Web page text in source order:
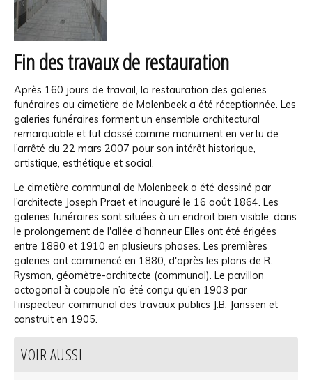
Fin des travaux de restauration
Après 160 jours de travail, la restauration des galeries
funéraires au cimetière de Molenbeek a été réceptionnée. Les
galeries funéraires forment un ensemble architectural
remarquable et fut classé comme monument en vertu de
l’arrêté du 22 mars 2007 pour son intérêt historique,
artistique, esthétique et social.
Le cimetière communal de Molenbeek a été dessiné par
l’architecte Joseph Praet et inauguré le 16 août 1864. Les
galeries funéraires sont situées à un endroit bien visible, dans
le prolongement de l'allée d'honneur Elles ont été érigées
entre 1880 et 1910 en plusieurs phases. Les premières
galeries ont commencé en 1880, d'après les plans de R.
Rysman, géomètre-architecte (communal). Le pavillon
octogonal à coupole n’a été conçu qu’en 1903 par
l’inspecteur communal des travaux publics J.B. Janssen et
construit en 1905.
VOIR AUSSI